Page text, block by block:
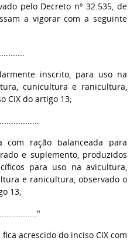
pelo Decreto nº 32.535, de
a vigorar com a seguinte
inscrito, para uso na
cunicultura e ranicultura,
CIX do artigo 13;
com ração balanceada para
e suplemento, produzidos
para uso na avicultura,
e ranicultura, observado o
13;
acrescido do inciso CIX com